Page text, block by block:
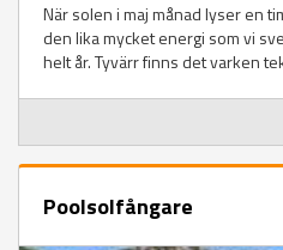
När solen i maj månad lyser en
den lika mycket energi som vi
helt år. Tyvärr finns det varken
Poolsolfångare